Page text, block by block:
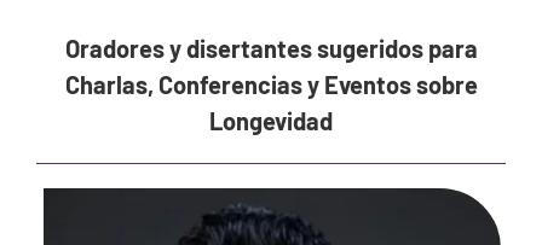
Oradores y disertantes sugeridos para
Charlas, Conferencias y Eventos sobre
Longevidad